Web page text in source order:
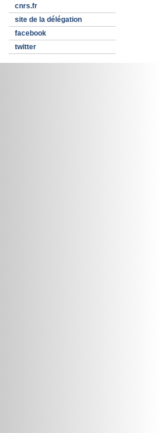
cnrs.fr
site de la délégation
facebook
twitter